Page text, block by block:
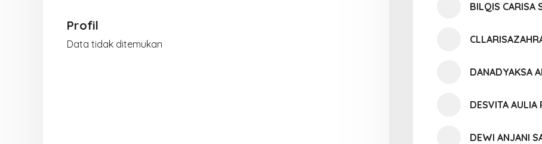
Profil
Data tidak ditemukan
BILQIS CARISA
DANADYAKSA
DESVITA AULIA
DEWI ANJANI